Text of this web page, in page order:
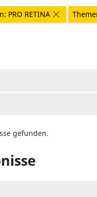
PRO RETINA
gefunden.